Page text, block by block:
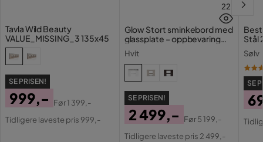
Tavla Wild Beauty
VALUE_MISSING_3 135x45
SE PRISEN!
Pris
999,-
Original
Før1 399,-
Tidligere laveste pris 999,-
22
Glow Stort sminkebord med
glassplate – oppbevaring
med skuffer og rom 120 cm
Hvit
SE PRISEN!
Pris
2 499,-
Original
Før5 199,-
Tidligere laveste pris 2 499,-
Stål
Sølv
SE